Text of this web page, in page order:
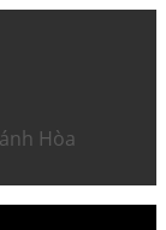
Hòa